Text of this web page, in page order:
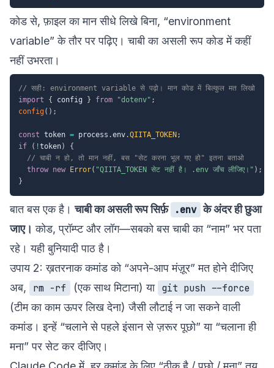
कोड से, फ़ाइल का मान सीधे लिखे बिना, “environment
variable” के तौर पर पढ़िए। चाबी का असली रूप कोड में कहीं
नहीं उभरता।
// सही: environment variable से पढ़ो। मान कोड में बिल्कुल मत लिखो
import
{ config } from "dotenv" ;
config ( ) ;
const token = process .env.QIITA_TOKEN ;
if
( !token)
{
// चाबी न हो, तो मान नहीं, बस "सेट करना भूल गए हो" इतना बताओ
throw new Error( "QIITA_TOKEN सेट नहीं है। .env जाँच लीजिए।" ) ;
}
बात बस एक है।चाबी का असली रूप सिर्फ़ .env के अंदर ही छुआ
जाए। कोड, प्रॉम्प्ट और लॉग—सबको बस चाबी का “नाम” भर पता
रहे। यही बुनियादी पाठ है।
उपाय 2: ख़तरनाक कमांड को “अपने-आप मंज़ूर” मत होने दीजिए
अब,
rm -rf (एक साथ मिटाना) या git push --force
(टीम का काम ऊपर लिख देना) जैसी लौटाई न जा सकने वाली
कमांड। इन्हें “चलाने से पहले इंसान से ज़रूर पूछो” या “चलाना ही
मना” पर सेट कर दीजिए।